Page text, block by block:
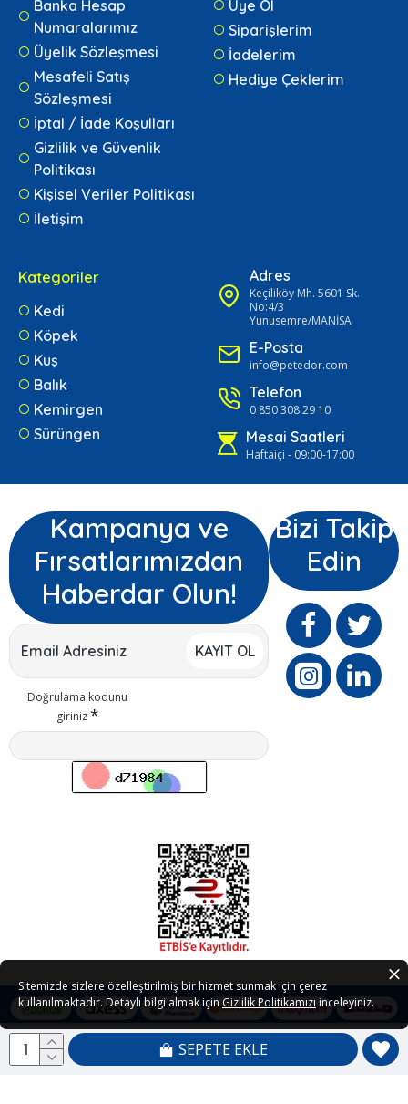
SEPETE EKLE
Banka Hesap
Numaralarımız
Üyelik Sözleşmesi
Mesafeli Satış
Sözleşmesi
İptal / İade Koşulları
Gizlilik ve Güvenlik
Politikası
Kişisel Veriler Politikası
İletişim
Üye Ol
Siparişlerim
İadelerim
Hediye Çeklerim
Kategoriler
Kedi
Köpek
Kuş
Balık
Kemirgen
Sürüngen
Adres
Keçiliköy Mh. 5601 Sk.
No:4/3
Yunusemre/MANİSA
E-Posta
info@petedor.com
Telefon
0 850 308 29 10
Mesai Saatleri
Haftaiçi - 09:00-17:00
Kampanya ve
Fırsatlarımızdan
Haberdar Olun!
KAYIT OL
Doğrulama kodunu
giriniz
Bizi Takip
Edin
Copyright © 2021 - 2026 Petedor.com Tüm Hakları Saklıdır
Sitemizde sizlere özelleştirilmiş bir hizmet sunmak için çerez
kullanılmaktadır. Detaylı bilgi almak için Gizlilik Politikamızı inceleyiniz.